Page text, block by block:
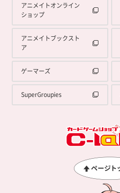
アニメイトオンライン
ショップ
アニメイトブックスト
ア
ゲーマーズ
SuperGroupies